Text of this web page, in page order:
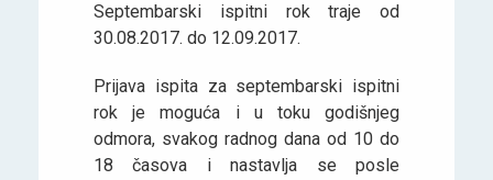
Septembarski ispitni rok traje od
30.08.2017. do 12.09.2017.
Prijava ispita za septembarski ispitni
rok je moguća i u toku godišnjeg
odmora, svakog radnog dana od 10 do
18 časova i nastavlja se posle